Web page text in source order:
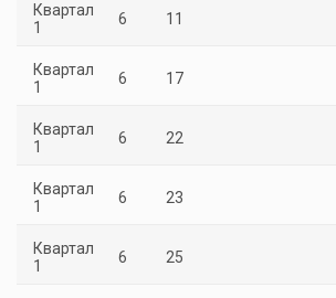
Квартал
1
6 11
Квартал
1
6 17
Квартал
1
6 22
Квартал
1
6 23
Квартал
1
6 25